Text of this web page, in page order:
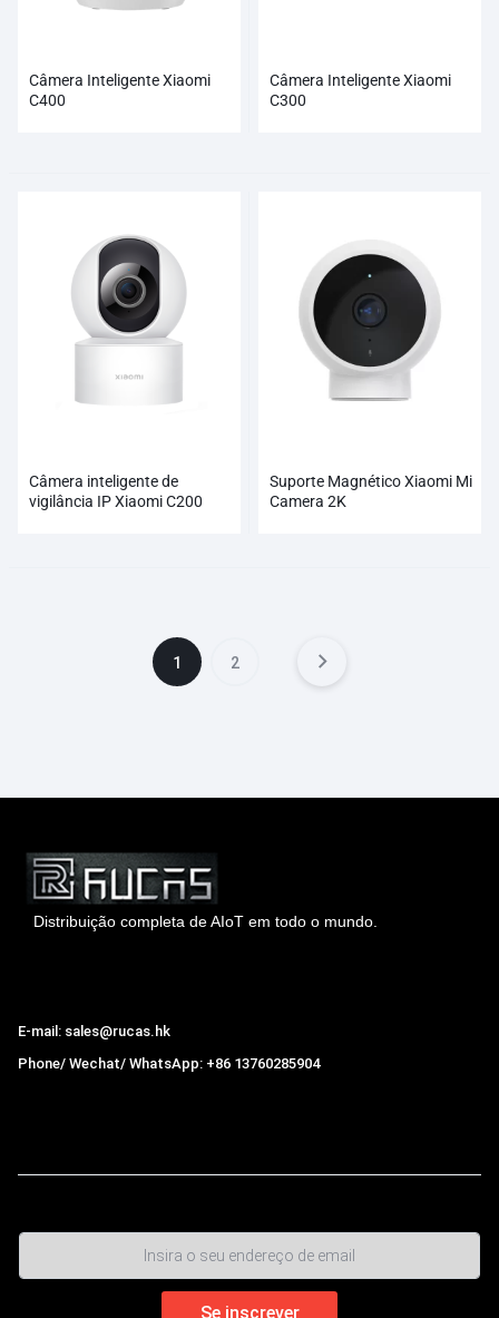
Câmera Inteligente Xiaomi
C400
Câmera Inteligente Xiaomi
C300
Câmera inteligente de
vigilância IP Xiaomi C200
Suporte Magnético Xiaomi Mi
Camera 2K
1 2
Distribuição completa de AIoT em todo o mundo.
E-mail: sales@rucas.hk
Phone/ Wechat/ WhatsApp: +86 13760285904